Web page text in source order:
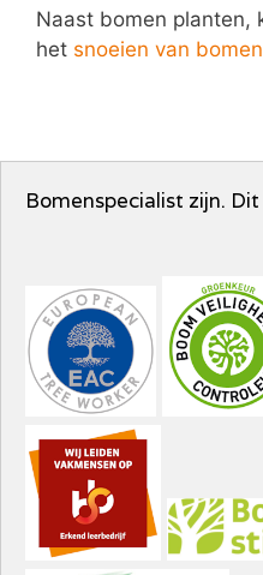
Naast bomen planten,
het snoeien van bomen
Bomenspecialist zijn.